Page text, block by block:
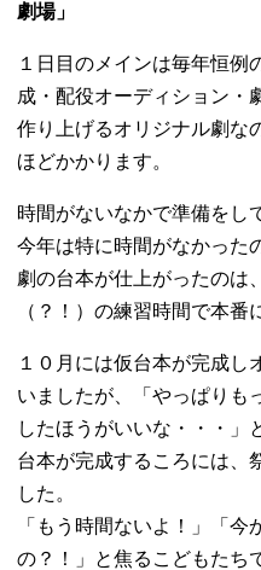
劇場」
１日目のメインは毎年恒例
成・配役オーディション・
作り上げるオリジナル劇な
ほどかかります。
時間がないなかで準備をし
今年は特に時間がなかった
劇の台本が仕上がったのは
（？！）の練習時間で本番
１０月には仮台本が完成し
いましたが、「やっぱりも
したほうがいいな・・・」
台本が完成するころには、
した。
「もう時間ないよ！」「今
の？！」と焦るこどもたち